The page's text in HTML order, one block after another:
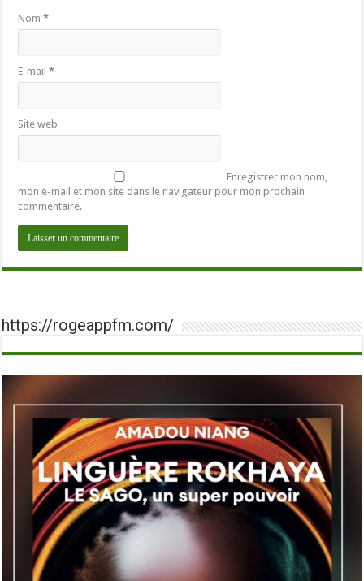
Nom*
E-mail*
Site web
Enregistrer mon nom,
mon e-mail et mon site dans le navigateur pour mon prochain
commentaire.
https://rogeappfm.com/